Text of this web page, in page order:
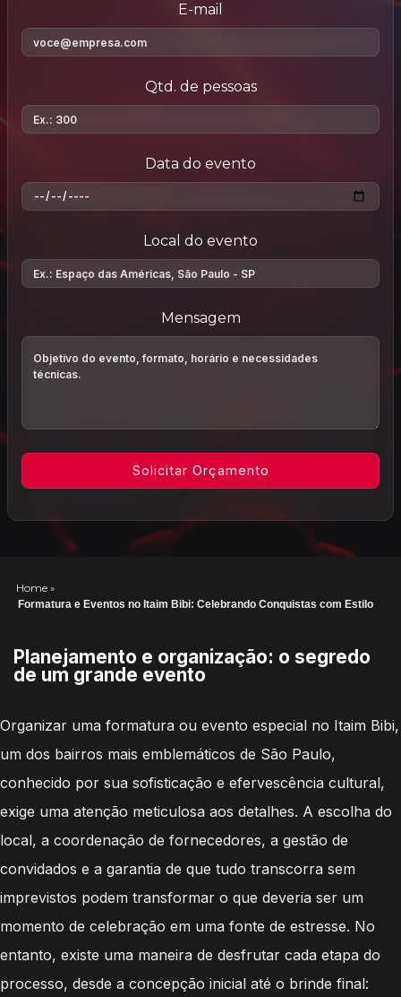
E-mail
Qtd. de pessoas
Data do evento
Local do evento
Mensagem
Home »
Formatura e Eventos no Itaim Bibi: Celebrando Conquistas com Estilo
Planejamento e organização: o segredo
de um grande evento
Organizar uma formatura ou evento especial no Itaim Bibi,
um dos bairros mais emblemáticos de São Paulo,
conhecido por sua sofisticação e efervescência cultural,
exige uma atenção meticulosa aos detalhes. A escolha do
local, a coordenação de fornecedores, a gestão de
convidados e a garantia de que tudo transcorra sem
imprevistos podem transformar o que deveria ser um
momento de celebração em uma fonte de estresse. No
entanto, existe uma maneira de desfrutar cada etapa do
processo, desde a concepção inicial até o brinde final: